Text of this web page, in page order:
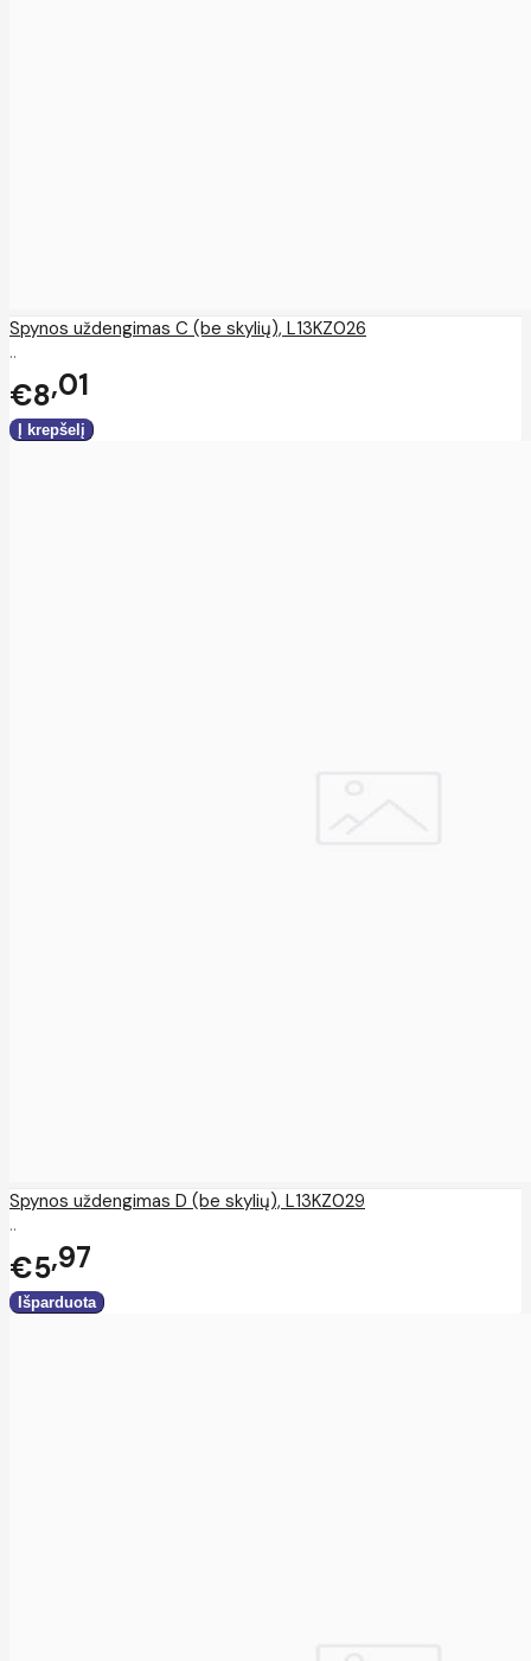
Spynos uždengimas C (be skylių), L13KZ026
..
€8 01
Spynos uždengimas D (be skylių), L13KZ029
..
€5 97